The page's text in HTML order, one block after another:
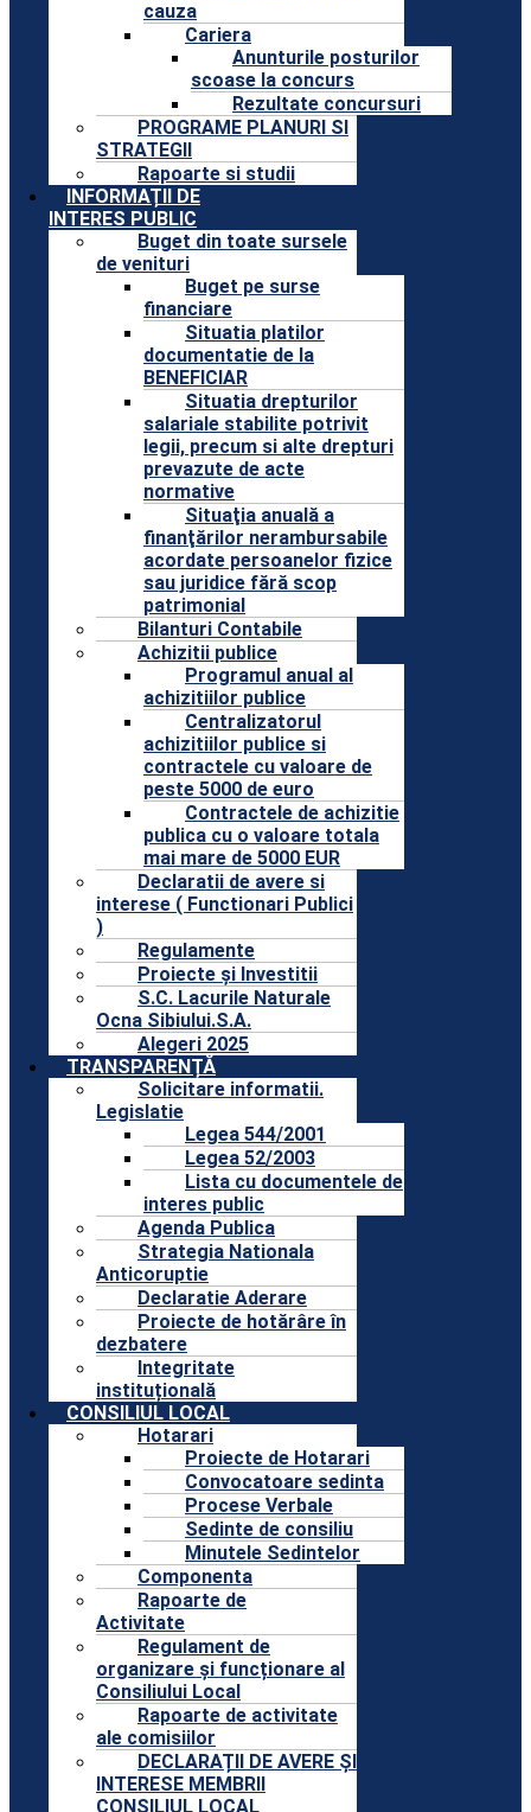
cauza
Cariera
Anunturile posturilor
scoase la concurs
Rezultate concursuri
PROGRAME PLANURI SI
STRATEGII
Rapoarte si studii
INFORMAȚII DE
INTERES PUBLIC
Buget din toate sursele
de venituri
Buget pe surse
financiare
Situatia platilor
documentatie de la
BENEFICIAR
Situatia drepturilor
salariale stabilite potrivit
legii, precum si alte drepturi
prevazute de acte
normative
Situaţia anuală a
finanţărilor nerambursabile
acordate persoanelor fizice
sau juridice fără scop
patrimonial
Bilanturi Contabile
Achizitii publice
Programul anual al
achizitiilor publice
Centralizatorul
achizitiilor publice si
contractele cu valoare de
peste 5000 de euro
Contractele de achizitie
publica cu o valoare totala
mai mare de 5000 EUR
Declaratii de avere si
interese ( Functionari Publici
)
Regulamente
Proiecte și Investitii
S.C. Lacurile Naturale
Ocna Sibiului.S.A.
Alegeri 2025
TRANSPARENȚĂ
Solicitare informatii.
Legislatie
Legea 544/2001
Legea 52/2003
Lista cu documentele de
interes public
Agenda Publica
Strategia Nationala
Anticoruptie
Declaratie Aderare
Proiecte de hotărâre în
dezbatere
Integritate
instituțională
CONSILIUL LOCAL
Hotarari
Proiecte de Hotarari
Convocatoare sedinta
Procese Verbale
Sedinte de consiliu
Minutele Sedintelor
Componenta
Rapoarte de
Activitate
Regulament de
organizare și funcționare al
Consiliului Local
Rapoarte de activitate
ale comisiilor
DECLARAȚII DE AVERE ȘI
INTERESE MEMBRII
CONSILIUL LOCAL